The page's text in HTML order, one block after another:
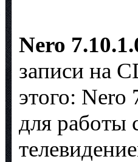
Nero
зaпиcи на
этого:
для paбoты